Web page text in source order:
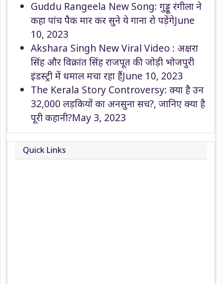
Guddu Rangeela New Song: गुड्डू रंगीला ने
कहा पांच पैक मार कर सुने ये गाना रो पड़ेंगेJune
10, 2023
Akshara Singh New Viral Video : अक्षरा
सिंह और विक्रांत सिंह राजपूत की जोड़ी भोजपुरी
इंडस्ट्री में धमाल मचा रहा हैंJune 10, 2023
The Kerala Story Controversy: क्या है उन
32,000 लड़कियों का अनसुना सच?, जानिए क्या है
पूरी कहानी?May 3, 2023
Quick Links